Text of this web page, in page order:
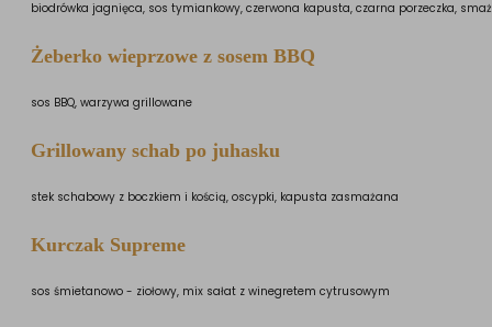
biodrówka jagnięca, sos tymiankowy, czerwona kapusta, czarna porzeczka,
Żeberko wieprzowe z sosem BBQ
sos BBQ, warzywa grillowane
Grillowany schab po juhasku
stek schabowy z boczkiem i kością, oscypki, kapusta zasmażana
Kurczak Supreme
sos śmietanowo - ziołowy, mix sałat z winegretem cytrusowym